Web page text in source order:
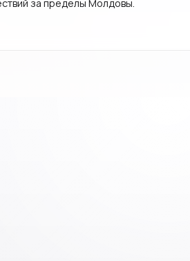
за пределы Молдовы.